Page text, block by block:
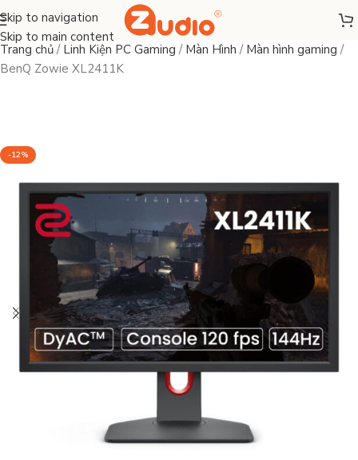
Skip to navigation
Skip to main content
Trang chủ / Linh Kiện PC Gaming / Màn Hình / Màn hình gaming /
BenQ Zowie XL2411K
-12%